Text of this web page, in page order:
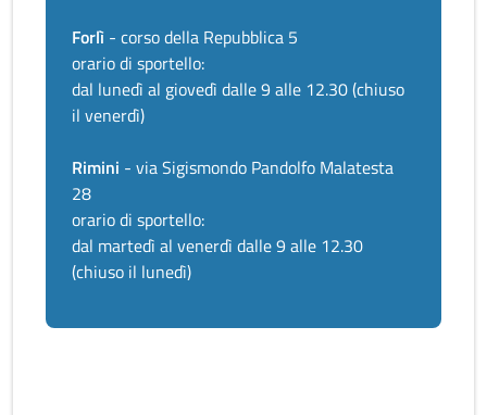
Forlì - corso della Repubblica 5
orario di sportello:
dal lunedì al giovedì dalle 9 alle 12.30 (chiuso
il venerdì)
Rimini - via Sigismondo Pandolfo Malatesta
28
orario di sportello:
dal martedì al venerdì dalle 9 alle 12.30
(chiuso il lunedì)